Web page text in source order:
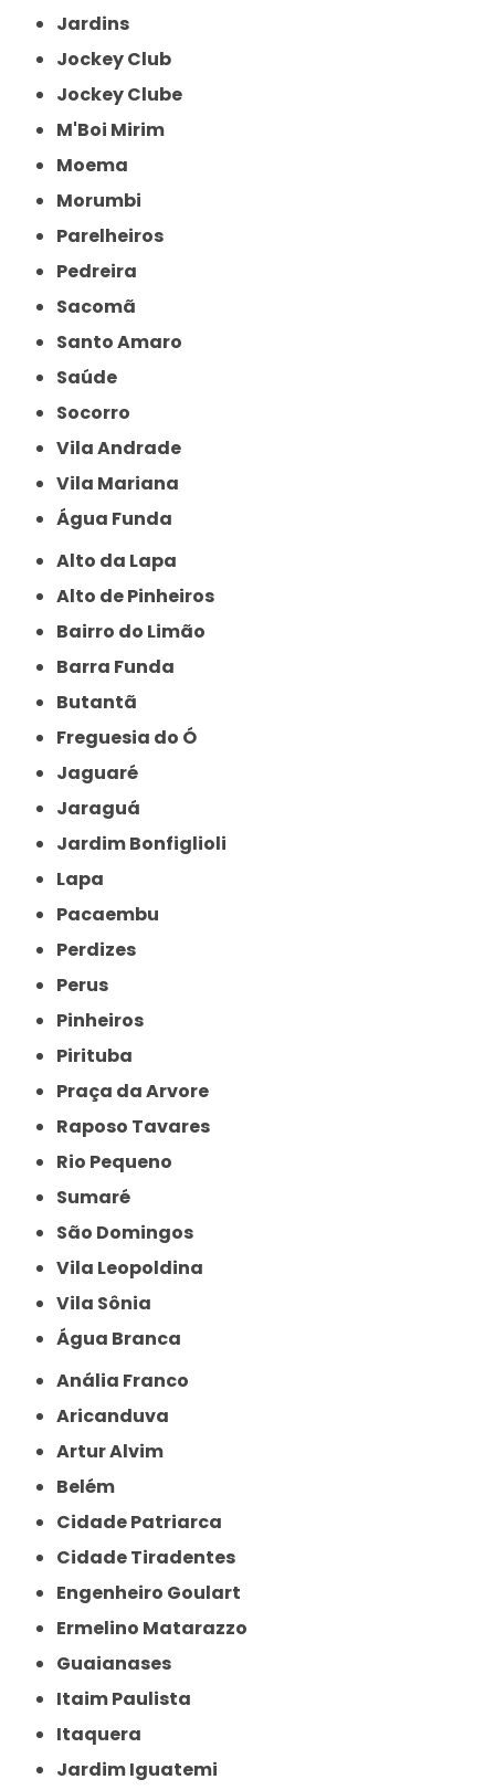
Jardins
Jockey Club
Jockey Clube
M'Boi Mirim
Moema
Morumbi
Parelheiros
Pedreira
Sacomã
Santo Amaro
Saúde
Socorro
Vila Andrade
Vila Mariana
Água Funda
Alto da Lapa
Alto de Pinheiros
Bairro do Limão
Barra Funda
Butantã
Freguesia do Ó
Jaguaré
Jaraguá
Jardim Bonfiglioli
Lapa
Pacaembu
Perdizes
Perus
Pinheiros
Pirituba
Praça da Arvore
Raposo Tavares
Rio Pequeno
Sumaré
São Domingos
Vila Leopoldina
Vila Sônia
Água Branca
Anália Franco
Aricanduva
Artur Alvim
Belém
Cidade Patriarca
Cidade Tiradentes
Engenheiro Goulart
Ermelino Matarazzo
Guaianases
Itaim Paulista
Itaquera
Jardim Iguatemi